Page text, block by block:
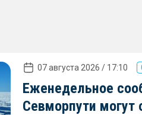
07 августа 2026 / 17:10
Еженедельное
Севморпути могут